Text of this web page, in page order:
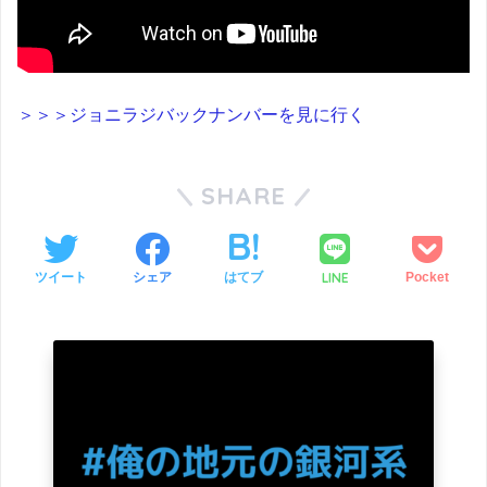
＞＞＞ジョニラジバックナンバーを見に行く
SHARE
ツイート シェア はてブ LINE Pocket